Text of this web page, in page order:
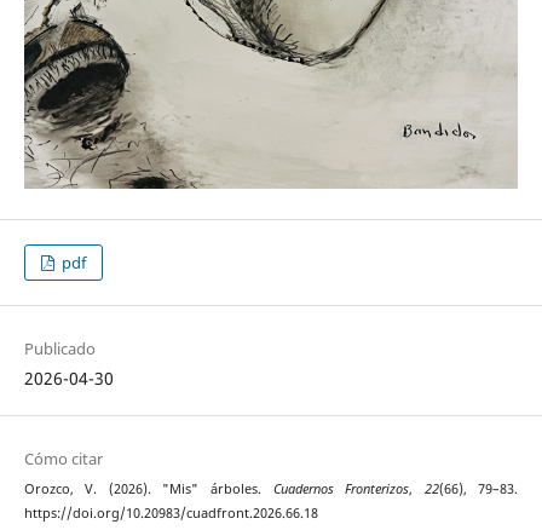
pdf
Publicado
2026-04-30
Cómo citar
Orozco, V. (2026). "Mis" árboles. Cuadernos Fronterizos, 22(66), 79–83.
https://doi.org/10.20983/cuadfront.2026.66.18